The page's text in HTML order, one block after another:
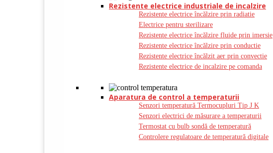
Rezistente electrice industriale de incalzire
Rezistente electrice încălzire prin radiatie
Electrice pentru sterilizare
Rezistente electrice încălzire fluide prin imersie
Rezistente electrice încălzire prin conductie
Rezistente electrice încălzit aer prin convectie
Rezistente electrice de incalzire pe comanda
Aparatura de control a temperaturii
Senzori temperatură Termocupluri Tip J K
Senzori electrici de măsurare a temperaturii
Termostat cu bulb sondă de temperatură
Controlere regulatoare de temperatură digitale